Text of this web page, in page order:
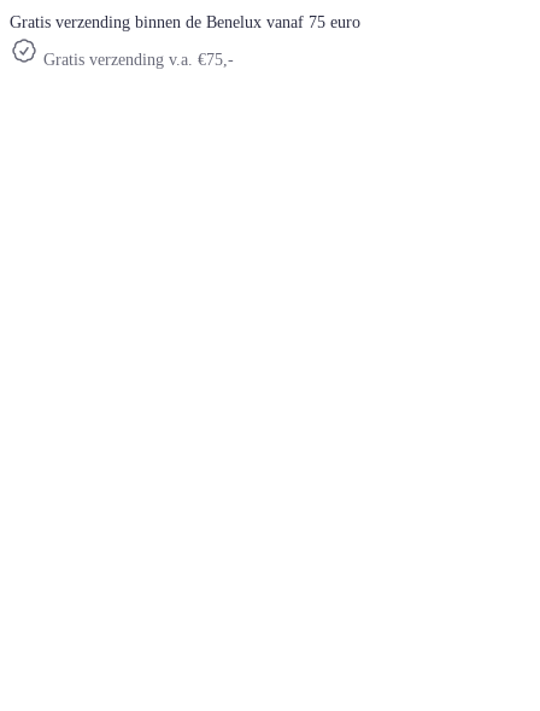
Gratis verzending binnen de Benelux vanaf 75 euro
Gratis verzending v.a. €75,-